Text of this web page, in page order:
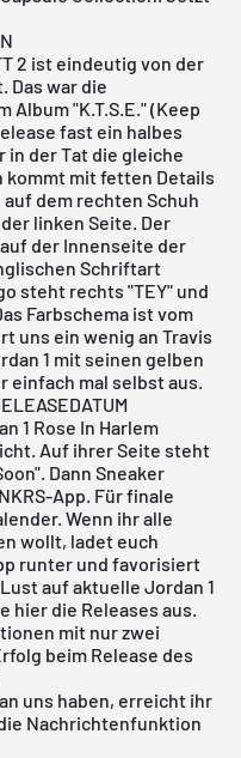
2 ist eindeutig von der
Das war die
Album "K.T.S.E." (Keep
fast ein halbes
in der Tat die gleiche
kommt mit fetten Details
dem rechten Schuh
linken Seite. Der
der Innenseite der
Schriftart
steht rechts "TEY" und
Farbschema ist vom
uns ein wenig an Travis
1 mit seinen gelben
einfach mal selbst aus.
1 Rose In Harlem
Auf ihrer Seite steht
Dann Sneaker
-App. Für finale
. Wenn ihr alle
wollt, ladet euch
runter und favorisiert
auf aktuelle Jordan 1
hier die Releases aus.
mit nur zwei
beim Release des
uns haben, erreicht ihr
Nachrichtenfunktion